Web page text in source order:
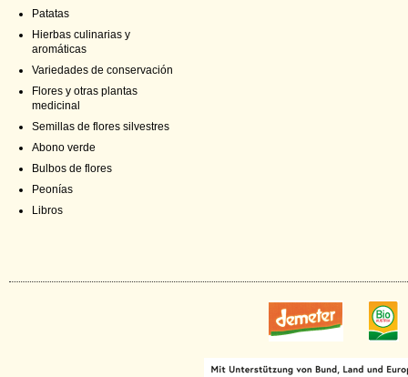
Patatas
Hierbas culinarias y
aromáticas
Variedades de conservación
Flores y otras plantas
medicinal
Semillas de flores silvestres
Abono verde
Bulbos de flores
Peonías
Libros